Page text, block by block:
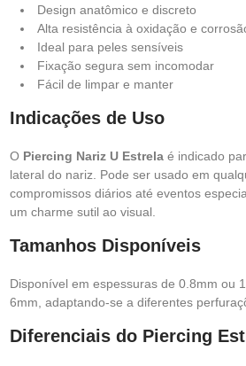
Design anatômico e discreto
Alta resistência à oxidação e
Ideal para peles sensíveis
Fixação segura sem incomodar
Fácil de limpar e manter
Indicações de Uso
O Piercing Nariz U Estrela é indicado
lateral do nariz. Pode ser usado em
compromissos diários até eventos
um charme sutil ao visual.
Tamanhos Disponíveis
Disponível em espessuras de 0.8mm ou
6mm, adaptando-se a diferentes
Diferenciais do Piercing